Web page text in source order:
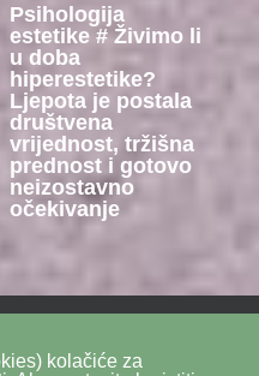
kolačiće za
Psihologija
estetike # Živimo li
u doba
hiperestetike?
Ljepota je postala
društvena
vrijednost, tržišna
prednost i gotovo
neizostavno
očekivanje